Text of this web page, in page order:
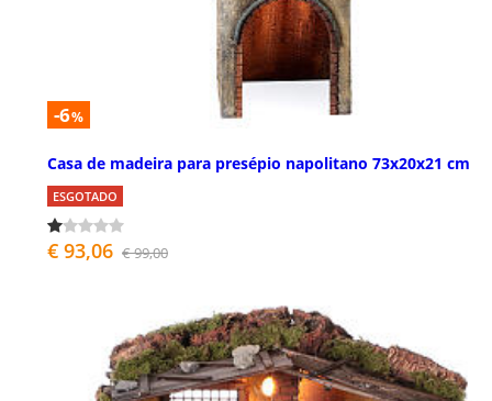
-6%
Casa de madeira para presépio napolitano 73x20x21 cm
ESGOTADO
€ 93,06 € 99,00